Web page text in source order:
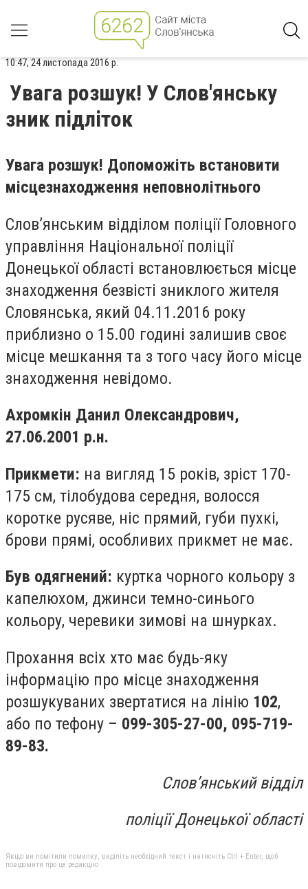
10:47, 24 листопада 2016 р.
Увага розшук! У Слов'янську
зник підліток
Увага розшук! Допоможіть встановити
місцезнаходження неповнолітнього
Слов’янським відділом поліції Головного
управління Національної поліції
Донецької області встановлюється місце
знаходження безвісті зниклого жителя
Словянська, який 04.11.2016 року
приблизно о 15.00 годині залишив своє
місце мешкання та з того часу його місце
знаходження невідомо.
Ахромкін Данил Олександрович,
27.06.2001 р.н.
Прикмети: на вигляд 15 років, зріст 170-
175 см, тілобудова середня, волосся
коротке русяве, ніс прямий, губи пухкі,
брови прямі, особливих прикмет не має.
Був одягнений: куртка чорного кольору з
капелюхом, джинси темно-синього
кольору, черевики зимові на шнурках.
Прохання всіх хто має будь-яку
інформацію про місце знаходження
розшукуваних звертатися на лінію 102,
або по тефону – 099-305-27-00, 095-719-
89-83.
Слов’янський відділ
поліції Донецької області
Якщо ви помітили помилку, виділіть необхідний текст і натисніть Ctrl + Enter, щоб
повідомити про це редакцію